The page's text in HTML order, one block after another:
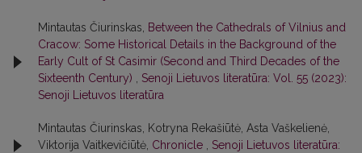
Mintautas Čiurinskas, Between the Cathedrals of Vilnius and
Cracow: Some Historical Details in the Background of the
Early Cult of St Casimir (Second and Third Decades of the
Sixteenth Century) , Senoji Lietuvos literatūra: Vol. 55 (2023):
Senoji Lietuvos literatūra
Mintautas Čiurinskas, Kotryna Rekašiūtė, Asta Vaškelienė,
Viktorija Vaitkevičiūtė, Chronicle , Senoji Lietuvos literatūra: